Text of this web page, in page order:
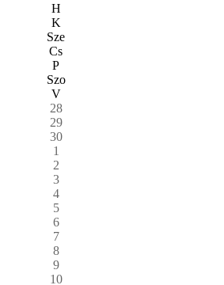
H
K
Sze
Cs
P
Szo
V
28
29
30
1
2
3
4
5
6
7
8
9
10